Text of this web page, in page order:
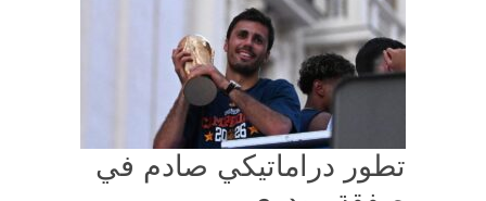
تطور دراماتيكي صادم في